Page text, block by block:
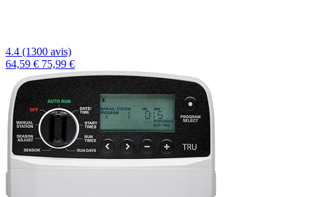
4.4 (1300 avis)
64,59 € 75,99 €